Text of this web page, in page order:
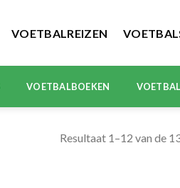
VOETBALREIZEN
VOETBALBOEKEN
Resultaat 1–12 van de